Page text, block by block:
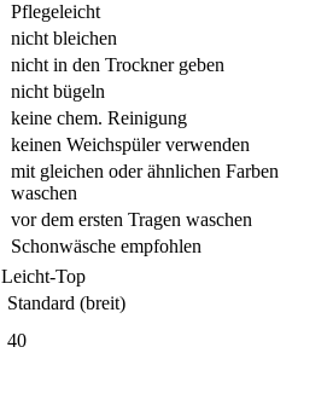
Pflegeleicht
nicht bleichen
nicht in den Trockner geben
nicht bügeln
keine chem. Reinigung
keinen Weichspüler verwenden
mit gleichen oder ähnlichen Farben
waschen
vor dem ersten Tragen waschen
Schonwäsche empfohlen
Leicht-Top
Standard (breit)
40